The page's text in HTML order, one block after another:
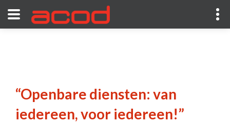
“Openbare diensten: van
iedereen, voor iedereen!”